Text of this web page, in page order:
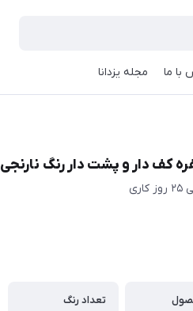
با ما مجله یزدانا
کف دار و پشت دار رنگ نارنجی
تعداد رنگ